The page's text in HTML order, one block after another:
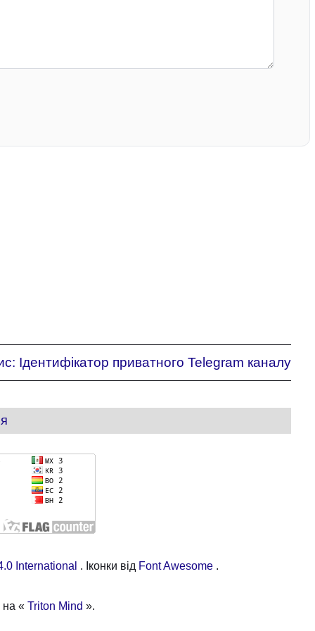
Ідентифікатор приватного Telegram каналу
International . Іконки від Font Awesome .
на « Triton Mind ».